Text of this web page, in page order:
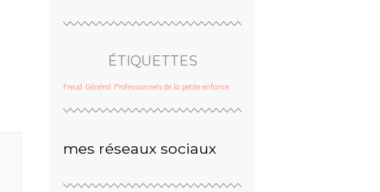
ÉTIQUETTES
Freud Général Professionnels de la petite enfance
mes réseaux sociaux